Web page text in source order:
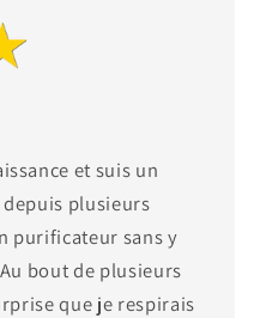
et suis un
plusieurs
purificateur sans y
bout de plusieurs
que je respirais